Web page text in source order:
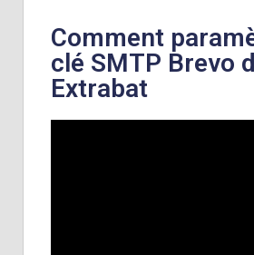
Comment
clé SMTP Brevo
Extrabat